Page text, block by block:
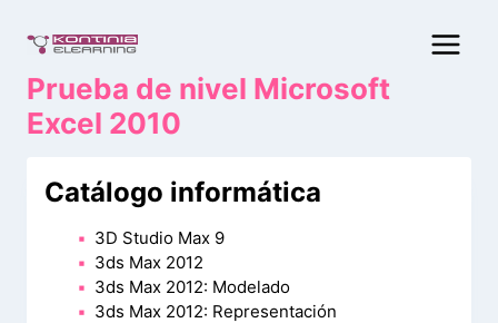
contenido
Prueba de nivel Microsoft
Excel 2010
Catálogo informática
3D Studio Max 9
3ds Max 2012
3ds Max 2012: Modelado
3ds Max 2012: Representación